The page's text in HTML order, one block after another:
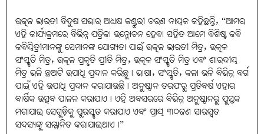
ଉତ୍କଳ ଭାରତୀ ବିଦୁଷ ସଭାର ଅଧ୍ୟକ୍ଷ କଣ୍ଡୁରୀ ଚରଣ ନାୟକ କହିଛନ୍ତି, “ଆମର
ଏହି କାର୍ଯ୍ୟକ୍ରମରେ ବିଭିନ୍ନ ପତ୍ରିକା ଉନ୍ମୋଚନ ହେବା ସହିତ ଆମେ ବିଶିଷ୍ଟ କବି
କବିୟିତ୍ରୀମାନଙ୍କୁ ସେମାନଙ୍କ ଯୋଗ୍ୟତା ପାଇଁ ଉତ୍କଳ ଭାରତୀ ମିତ୍ର, ଉତ୍କଳ
ସଂସ୍କୃତି ମିତ୍ର, ଉତ୍କଳ ପ୍ରକୃତି ପ୍ରୀତି ମିତ୍ର, ଉତ୍କଳ ସଂସ୍କୃତି ମିତ୍ର ଏବଂ ଶାରଦୀୟ
ମିତ୍ର ଭଳି ଛଅଟି ଉପାଧି ପ୍ରଦାନ କରିଛୁ। ଭାଷା, ସଂସ୍କୃତି, କଳା ଭଳି ବିଭିନ୍ନ ବର୍ଗ
ପାଇଁ ଏହି ଉପାଧି ପ୍ରଦାନ କରାଯାଉଛି। ଅନୁଷ୍ଠାନ ତରଫରୁ ପ୍ରତିବର୍ଷ ଏହାର
ବାର୍ଷିକ ଉତ୍ସବ ପାଳନ କରାଯାଏ। ଏହି ଅବସରରେ ବିଭିନ୍ନ ଅନୁଷ୍ଠାନରୁ ପୁସ୍ତକ
ମଗାଯାଇ ସେଗୁଡ଼ିକୁ ପୁରସ୍କୃତ କରାଯାଏ ଏବଂ ପ୍ରାୟ ୩୦ଜଣ ସାରସ୍ୱତ
ସଦସ୍ୟଙ୍କୁ ସମ୍ମାନିତ କରାଯାଇଥାଏ।”